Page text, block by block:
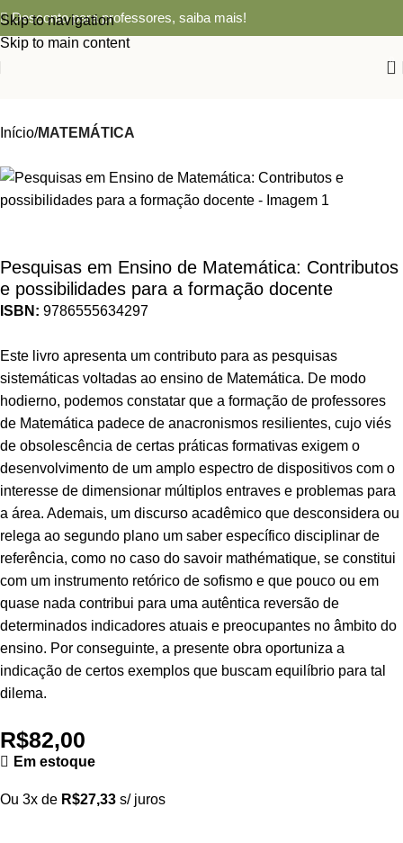
Skip to navigation
Skip to main content
Desconto para professores, saiba mais!
0
Início MATEMÁTICA
Pesquisas em Ensino de Matemática: Contributos
e possibilidades para a formação docente
ISBN: 9786555634297
Este livro apresenta um contributo para as pesquisas
sistemáticas voltadas ao ensino de Matemática. De modo
hodierno, podemos constatar que a formação de professores
de Matemática padece de anacronismos resilientes, cujo viés
de obsolescência de certas práticas formativas exigem o
desenvolvimento de um amplo espectro de dispositivos com o
interesse de dimensionar múltiplos entraves e problemas para
a área. Ademais, um discurso acadêmico que desconsidera ou
relega ao segundo plano um saber específico disciplinar de
referência, como no caso do savoir mathématique, se constitui
com um instrumento retórico de sofismo e que pouco ou em
quase nada contribui para uma autêntica reversão de
determinados indicadores atuais e preocupantes no âmbito do
ensino. Por conseguinte, a presente obra oportuniza a
indicação de certos exemplos que buscam equilíbrio para tal
dilema.
R$82,00
Em estoque
Ou 3x de R$27,33 s/ juros